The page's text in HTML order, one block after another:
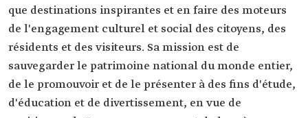
que destinations inspirantes et en faire des moteurs
de l'engagement culturel et social des citoyens, des
résidents et des visiteurs. Sa mission est de
sauvegarder le patrimoine national du monde entier,
de le promouvoir et de le présenter à des fins d'étude,
d'éducation et de divertissement, en vue de